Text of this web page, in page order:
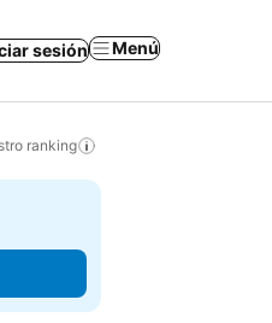
sesión Menú
ranking